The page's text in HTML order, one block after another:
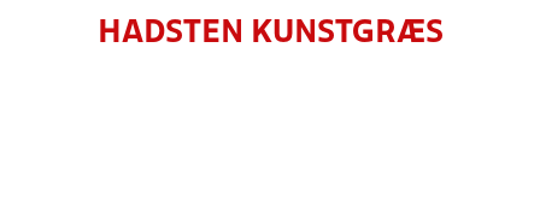
HADSTEN KUNSTGRÆS